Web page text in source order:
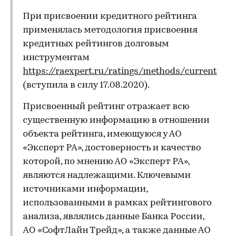
При присвоении кредитного рейтинга
применялась методология присвоения
кредитных рейтингов долговым
инструментам
https://raexpert.ru/ratings/methods/current
(вступила в силу 17.08.2020).
Присвоенный рейтинг отражает всю
существенную информацию в отношении
объекта рейтинга, имеющуюся у АО
«Эксперт РА», достоверность и качество
которой, по мнению АО «Эксперт РА»,
являются надлежащими. Ключевыми
источниками информации,
использованными в рамках рейтингового
анализа, являлись данные Банка России,
АО «СофтЛайн Трейд», а также данные АО